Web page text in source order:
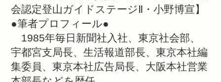
会認定登山ガイドステージⅡ・小野博宣】
●筆者プロフィール●
1985年毎日新聞社入社、東京社会部、
宇都宮支局長、生活報道部長、東京本社編
集委員、東京本社広告局長、大阪本社営業